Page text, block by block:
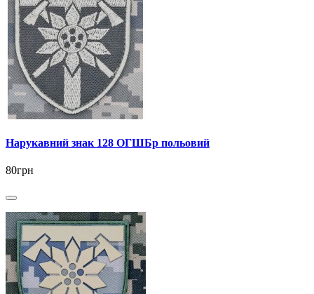
Нарукавний знак 128 ОГШБр польовий
80грн